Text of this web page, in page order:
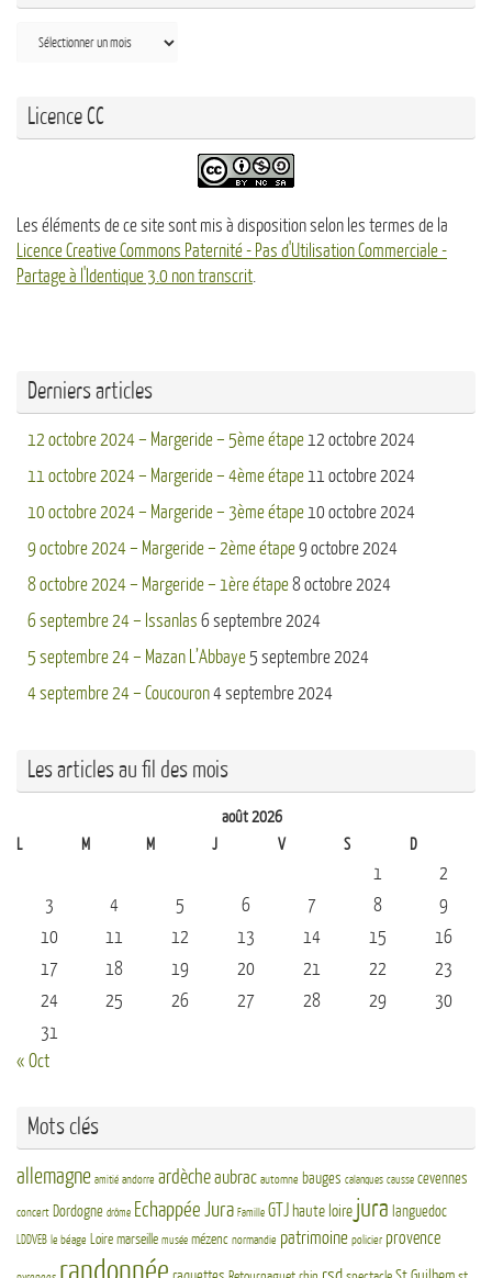
Archives
Licence CC
Les éléments de ce site sont mis à disposition selon les termes de la
Licence Creative Commons Paternité - Pas d'Utilisation Commerciale -
Partage à l'Identique 3.0 non transcrit.
Derniers articles
12 octobre 2024 – Margeride – 5ème étape12 octobre 2024
11 octobre 2024 – Margeride – 4ème étape11 octobre 2024
10 octobre 2024 – Margeride – 3ème étape10 octobre 2024
9 octobre 2024 – Margeride – 2ème étape9 octobre 2024
8 octobre 2024 – Margeride – 1ère étape8 octobre 2024
6 septembre 24 – Issanlas 6 septembre 2024
5 septembre 24 – Mazan L’Abbaye 5 septembre 2024
4 septembre 24 – Coucouron4 septembre 2024
Les articles au fil des mois
août 2026
L
M M J V S D
1
2
3
4 5 6 7 8
9
10
11 12 13 14 15
16
17
18 19 20 21 22
23
24
25 26 27 28 29
30
31
« Oct
Mots clés
allemagne amitié andorre ardècheaubrac automne bauges calanques causse cevennes
concert Dordogne drôme Echappée Jura Famille GTJ haute loire jura languedoc
LDDVEB le béage Loire marseille musée mézenc normandie patrimoine policier provence
randonnée